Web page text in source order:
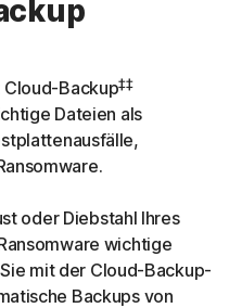
Backup‡‡
Dateien als
oder Diebstahl Ihres
wichtige
mit der Cloud-Backup-
Backups von